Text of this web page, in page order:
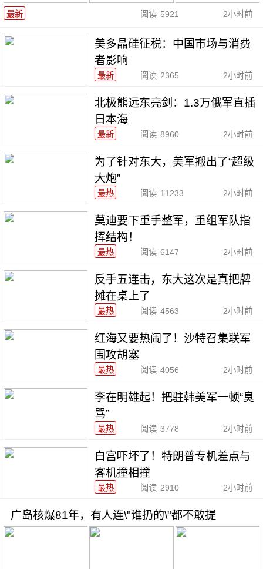
最新 阅读 5921 2小时前
美多晶硅征税：中国市场与消费
者影响
最新 阅读 2365 2小时前
北极熊远东亮剑：1.3万俄军直插
日本海
最新 阅读 8960 2小时前
为了针对东大，美军搬出了“超级
大炮”
最热 阅读 11233 2小时前
莫迪要下重手整军，重组军队指
挥结构！
最热 阅读 6147 2小时前
反手五连击，东大这次是真把牌
摊在桌上了
最热 阅读 4563 2小时前
红海又要热闹了！沙特召集联军
围攻胡塞
最热 阅读 4056 2小时前
李在明雄起！把驻韩美军一顿“臭
骂”
最热 阅读 3778 2小时前
白宫吓坏了！特朗普专机差点与
客机撞相撞
最热 阅读 2910 2小时前
广岛核爆81年，有人连\"谁扔的\"都不敢提